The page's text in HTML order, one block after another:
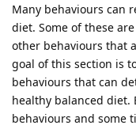
Many behaviours can
diet. Some of these
other behaviours that
goal of this section is
behaviours that can
healthy balanced diet.
behaviours and some